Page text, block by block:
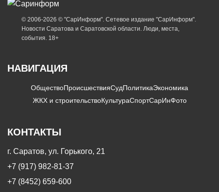
© 2006-2026 © "СарИнформ". Сетевое издание "СарИнформ".
Новости Саратова и Саратовской области. Люди, места,
события. 18+
НАВИГАЦИЯ
ОбществоПроисшествияСудПолитикаЭкономика
ЖКХ и строительствоКультураСпортСарИнФото
КОНТАКТЫ
г. Саратов, ул. Горького, 21
+7 (917) 982-81-37
+7 (8452) 659-600